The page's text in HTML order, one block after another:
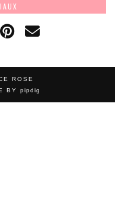
ROSE
BY pipdig